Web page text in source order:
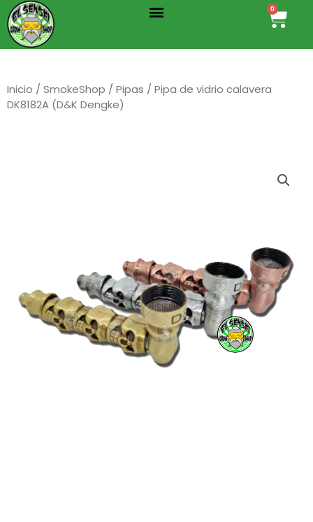
al
contenido
Menu 0
Cart
Inicio / SmokeShop / Pipas / Pipa de vidrio calavera
DK8182A (D&K Dengke)